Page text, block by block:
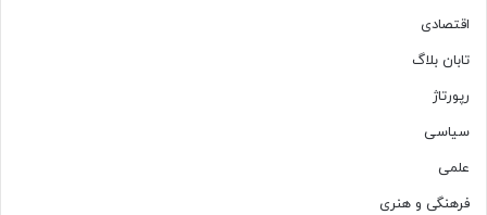
اقتصادی
تابان بلاگ
رپورتاژ
سیاسی
علمی
فرهنگی و هنری